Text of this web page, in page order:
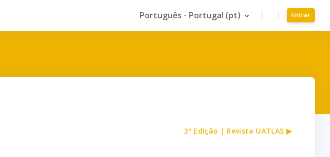
Português - Portugal ‎(pt)‎ Entrar
3ª Edição | Revista UATLAS ▶︎